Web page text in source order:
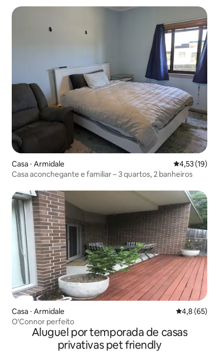
Casa ⋅ Armidale 4,53 de uma
4,53 (19)
Casa aconchegante e familiar – 3 quartos, 2 banheiros
Casa ⋅ Armidale 4,8 de uma
4,8 (65)
O'Connor perfeito
Aluguel por temporada de casas
privativas pet friendly